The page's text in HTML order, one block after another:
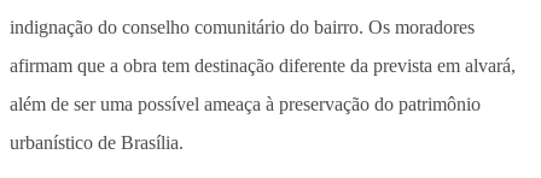
indignação do conselho comunitário do bairro. Os moradores
afirmam que a obra tem destinação diferente da prevista em alvará,
além de ser uma possível ameaça à preservação do patrimônio
urbanístico de Brasília.